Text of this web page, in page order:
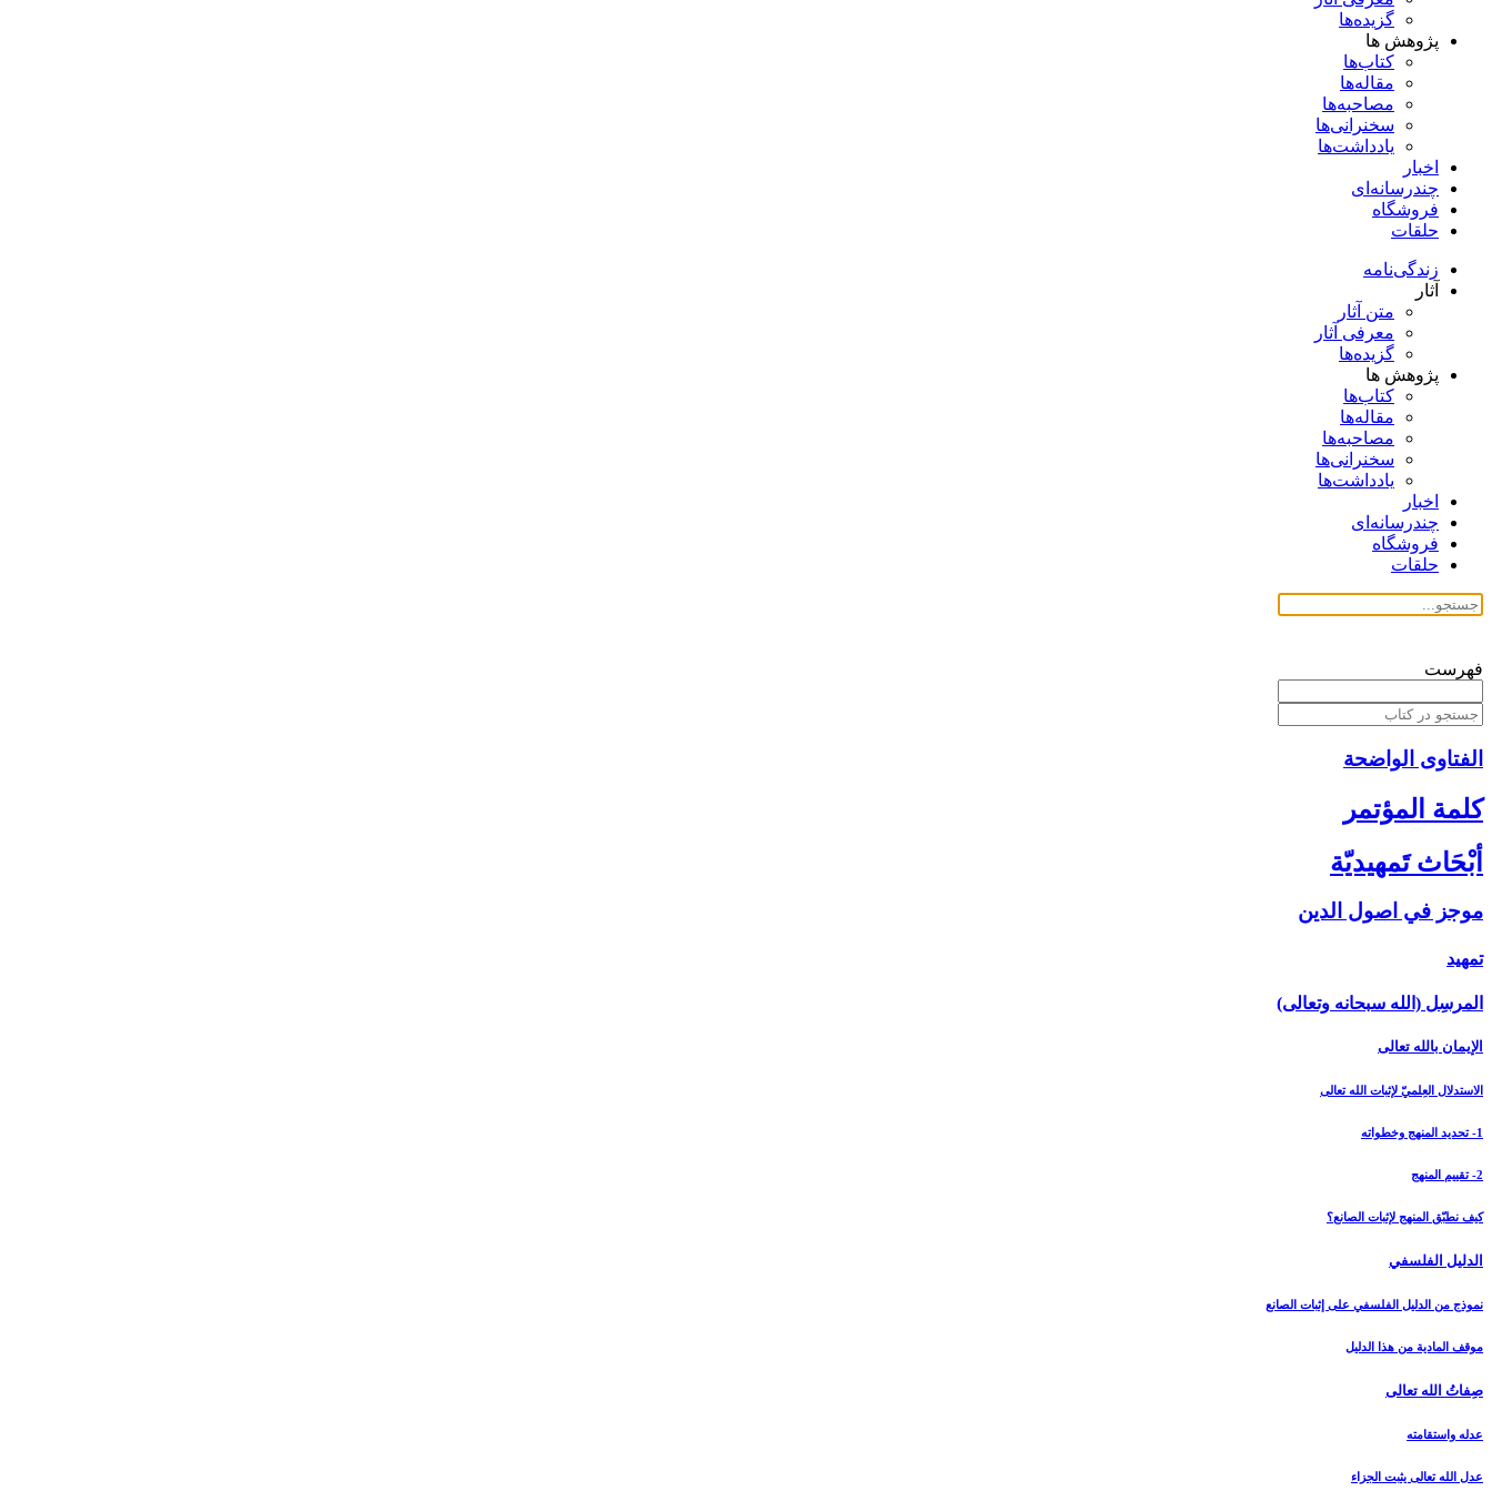
گزیده‌ها
پژوهش ها
کتاب‌ها
مقاله‌ها
مصاحبه‌ها
سخنرانی‌ها
یادداشت‌ها
اخبار
چندرسانه‌ای
فروشگاه
حلقات
زندگی‌نامه
آثار
متن آثار
معرفی آثار
گزیده‌ها
پژوهش ها
کتاب‌ها
مقاله‌ها
مصاحبه‌ها
سخنرانی‌ها
یادداشت‌ها
اخبار
چندرسانه‌ای
فروشگاه
حلقات
فهرست
الفتاوی الواضحة
كلمة المؤتمر
أبْحَاث تَمهيديّة
موجز في اصول الدين‏
تمهيد
المرسِل (الله سبحانه وتعالى)
الإيمان بالله تعالى‏
الاستدلال العِلميّ لإثبات الله تعالى‏
1- تحديد المنهج وخطواته
2- تقييم المنهج
كيف نطبّق المنهج لإثبات الصانع؟
الدليل الفلسفي‏
نموذج من الدليل الفلسفي على إثبات الصانع
موقف المادية من هذا الدليل
صِفاتُ الله تعالى‏
عدله واستقامته
عدل الله تعالى يثبت الجزاء